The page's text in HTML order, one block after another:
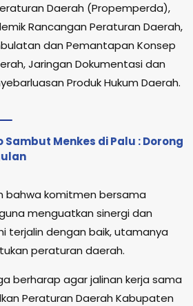
Daerah (Propemperda),
Rancangan Peraturan Daerah,
dan Pemantapan Konsep
Jaringan Dokumentasi dan
Produk Hukum Daerah.
Menkes di Palu : Dorong
bahwa komitmen bersama
menguatkan sinergi dan
terjalin dengan baik, utamanya
peraturan daerah.
berharap agar jalinan kerja sama
Peraturan Daerah Kabupaten